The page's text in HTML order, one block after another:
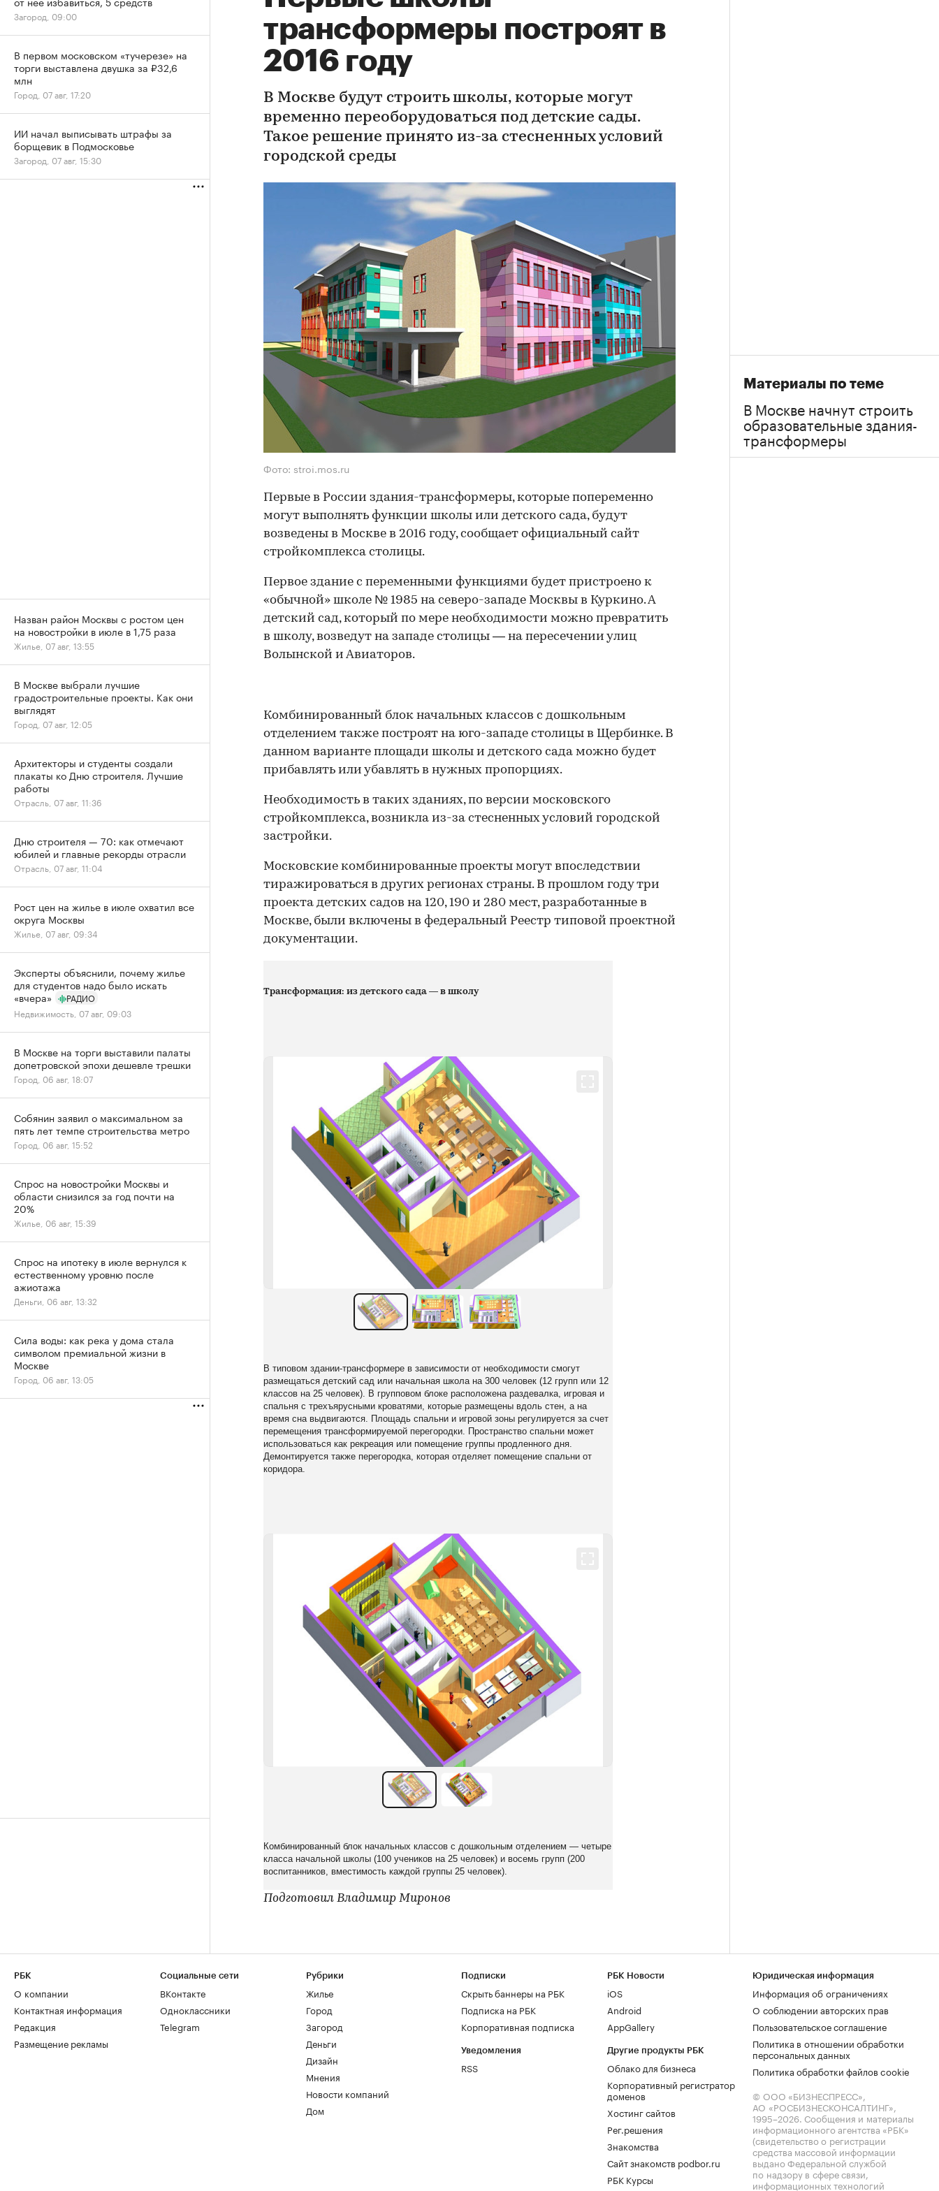
трансформеры построят в
2016 году
В Москве будут строить школы, которые могут
временно переоборудоваться под детские сады.
Такое решение принято из-за стесненных условий
городской среды
Фото: stroi.mos.ru
Первые в России здания-трансформеры, которые попеременно
могут выполнять функции школы или детского сада, будут
возведены в Москве в 2016 году, сообщает официальный сайт
стройкомплекса столицы.
Первое здание с переменными функциями будет пристроено к
«обычной» школе № 1985 на северо-западе Москвы в Куркино. А
детский сад, который по мере необходимости можно превратить
в школу, возведут на западе столицы — на пересечении улиц
Волынской и Авиаторов.
Комбинированный блок начальных классов с дошкольным
отделением также построят на юго-западе столицы в Щербинке. В
данном варианте площади школы и детского сада можно будет
прибавлять или убавлять в нужных пропорциях.
Необходимость в таких зданиях, по версии московского
стройкомплекса, возникла из-за стесненных условий городской
застройки.
Московские комбинированные проекты могут впоследствии
тиражироваться в других регионах страны. В прошлом году три
проекта детских садов на 120, 190 и 280 мест, разработанные в
Москве, были включены в федеральный Реестр типовой проектной
документации.
Трансформация: из детского сада — в школу
В типовом здании-трансформере в зависимости от необходимости смогут
размещаться детский сад или начальная школа на 300 человек (12 групп или 12
классов на 25 человек). В групповом блоке расположена раздевалка, игровая и
спальня с трехъярусными кроватями, которые размещены вдоль стен, а на
время сна выдвигаются. Площадь спальни и игровой зоны регулируется за счет
перемещения трансформируемой перегородки. Пространство спальни может
использоваться как рекреация или помещение группы продленного дня.
Демонтируется также перегородка, которая отделяет помещение спальни от
коридора.
Комбинированный блок начальных классов с дошкольным отделением — четыре
класса начальной школы (100 учеников на 25 человек) и восемь групп (200
воспитанников, вместимость каждой группы 25 человек).
Подготовил Владимир Миронов
Материалы по теме
В Москве начнут строить
образовательные здания-
трансформеры
Загород, 09:00
В первом московском «тучерезе» на
торги выставлена двушка за ₽32,6
млн
Город, 07 авг, 17:20
ИИ начал выписывать штрафы за
борщевик в Подмосковье
Загород, 07 авг, 15:30
Назван район Москвы с ростом цен
на новостройки в июле в 1,75 раза
Жилье, 07 авг, 13:55
В Москве выбрали лучшие
градостроительные проекты. Как они
выглядят
Город, 07 авг, 12:05
Архитекторы и студенты создали
плакаты ко Дню строителя. Лучшие
работы
Отрасль, 07 авг, 11:36
Дню строителя — 70: как отмечают
юбилей и главные рекорды отрасли
Отрасль, 07 авг, 11:04
Рост цен на жилье в июле охватил все
округа Москвы
Жилье, 07 авг, 09:34
Эксперты объяснили, почему жилье
для студентов надо было искать
«вчера»
РАДИО
Недвижимость, 07 авг, 09:03
В Москве на торги выставили палаты
допетровской эпохи дешевле трешки
Город, 06 авг, 18:07
Собянин заявил о максимальном за
пять лет темпе строительства метро
Город, 06 авг, 15:52
Спрос на новостройки Москвы и
области снизился за год почти на
20%
Жилье, 06 авг, 15:39
Спрос на ипотеку в июле вернулся к
естественному уровню после
ажиотажа
Деньги, 06 авг, 13:32
Сила воды: как река у дома стала
символом премиальной жизни в
Москве
Город, 06 авг, 13:05
РБК
О компании
Контактная информация
Редакция
Размещение рекламы
Социальные сети
ВКонтакте
Одноклассники
Telegram
Рубрики
Жилье
Город
Загород
Деньги
Дизайн
Мнения
Новости компаний
Дом
Подписки
Скрыть баннеры на РБК
Подписка на РБК
Корпоративная подписка
Уведомления
RSS
РБК Новости
iOS
Android
AppGallery
Другие продукты РБК
Облако для бизнеса
Корпоративный регистратор
доменов
Хостинг сайтов
Рег.решения
Знакомства
Сайт знакомств podbor.ru
РБК Курсы
Юридическая информация
Информация об ограничениях
О соблюдении авторских прав
Пользовательское соглашение
Политика в отношении обработки
персональных данных
Политика обработки файлов cookie
© ООО «БИЗНЕСПРЕСС»,
АО «РОСБИЗНЕСКОНСАЛТИНГ»,
1995–2026. Сообщения и материалы
информационного агентства «РБК»
(свидетельство о регистрации
средства массовой информации
выдано Федеральной службой
по надзору в сфере связи,
информационных технологий